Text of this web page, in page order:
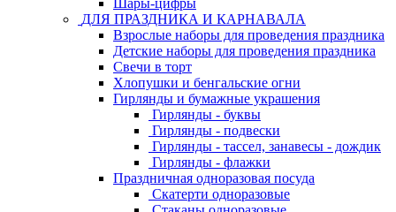
Шары-цифры
ДЛЯ ПРАЗДНИКА И КАРНАВАЛА
Взрослые наборы для проведения праздника
Детские наборы для проведения праздника
Свечи в торт
Хлопушки и бенгальские огни
Гирлянды и бумажные украшения
Гирлянды - буквы
Гирлянды - подвески
Гирлянды - тассел, занавесы - дождик
Гирлянды - флажки
Праздничная одноразовая посуда
Скатерти одноразовые